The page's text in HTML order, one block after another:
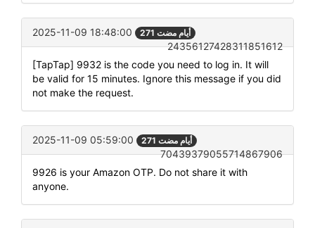
2025-11-09 18:48:00 271 أيام مضت
24356127428311851612
[TapTap] 9932 is the code you need to log in. It will
be valid for 15 minutes. Ignore this message if you did
not make the request.
2025-11-09 05:59:00 271 أيام مضت
70439379055714867906
9926 is your Amazon OTP. Do not share it with
anyone.